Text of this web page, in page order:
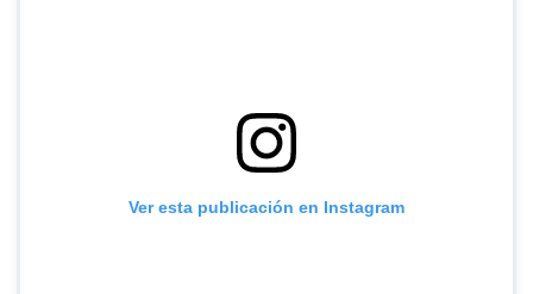
Ver esta publicación en Instagram